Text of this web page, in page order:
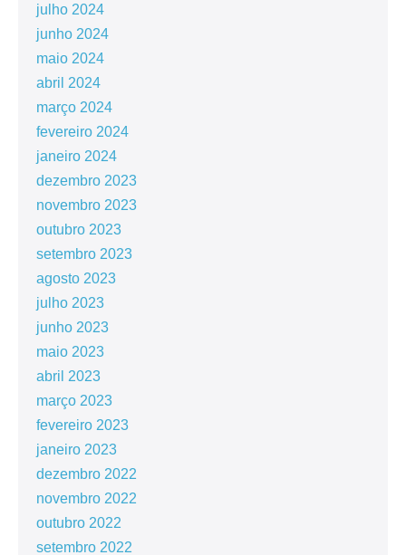
julho 2024
junho 2024
maio 2024
abril 2024
março 2024
fevereiro 2024
janeiro 2024
dezembro 2023
novembro 2023
outubro 2023
setembro 2023
agosto 2023
julho 2023
junho 2023
maio 2023
abril 2023
março 2023
fevereiro 2023
janeiro 2023
dezembro 2022
novembro 2022
outubro 2022
setembro 2022